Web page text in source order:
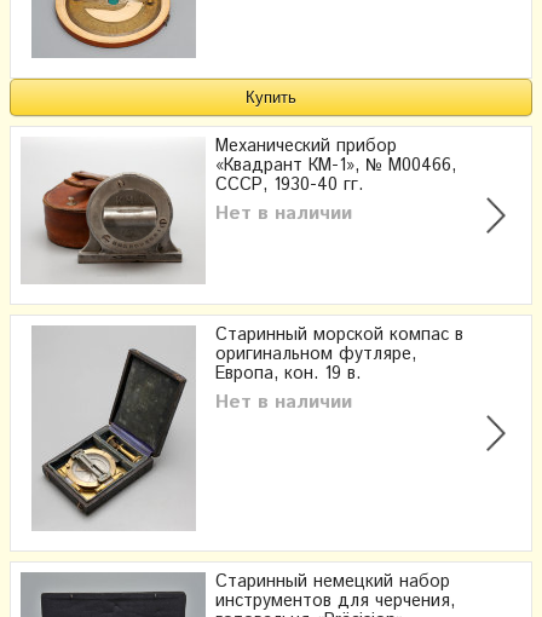
Механический прибор
«Квадрант КМ-1», № М00466,
СССР, 1930-40 гг.
Нет в наличии
Старинный морской компас в
оригинальном футляре,
Европа, кон. 19 в.
Нет в наличии
Старинный немецкий набор
инструментов для черчения,